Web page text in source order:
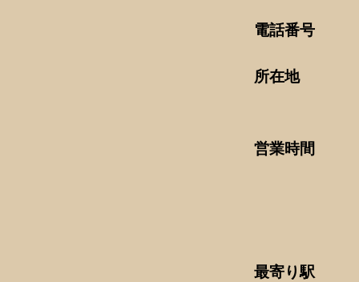
電話番号
所在地
営業時間
最寄り駅